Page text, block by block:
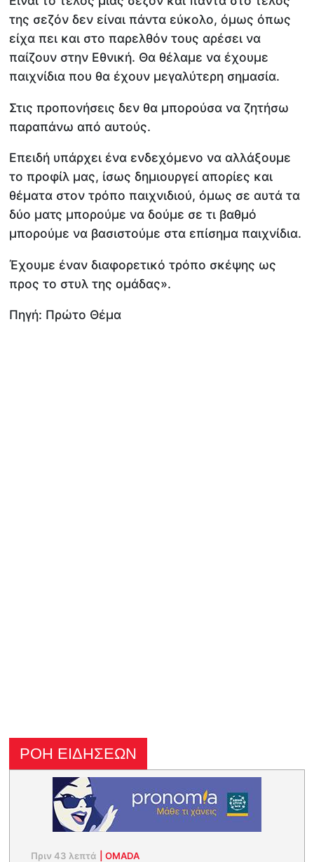
της σεζόν δεν είναι πάντα εύκολο, όμως όπως
είχα πει και στο παρελθόν τους αρέσει να
παίζουν στην Εθνική. Θα θέλαμε να έχουμε
παιχνίδια που θα έχουν μεγαλύτερη σημασία.
Στις προπονήσεις δεν θα μπορούσα να ζητήσω
παραπάνω από αυτούς.
Επειδή υπάρχει ένα ενδεχόμενο να αλλάξουμε
το προφίλ μας, ίσως δημιουργεί απορίες και
θέματα στον τρόπο παιχνιδιού, όμως σε αυτά τα
δύο ματς μπορούμε να δούμε σε τι βαθμό
μπορούμε να βασιστούμε στα επίσημα παιχνίδια.
Έχουμε έναν διαφορετικό τρόπο σκέψης ως
προς το στυλ της ομάδας».
Πηγή: Πρώτο Θέμα
ΡΟΗ ΕΙΔΗΣΕΩΝ
Πριν 43 λεπτά |OMADA